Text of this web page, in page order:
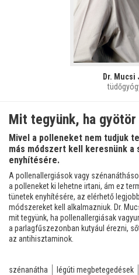
Dr. Mucsi
Mit tegyünk, ha gyötör
Mivel a polleneket nem tudjuk
más módszert kell keresnünk a
enyhítésére.
A pollenallergiások vagy
a polleneket ki lehetne irtani, ám ez
tünetek enyhítésére, az elérhető
módszereket kell alkalmazniuk. Dr.
mit tegyünk, ha pollenallergiásak
a parlagfűszezonban kutyául érezni,
az antihisztaminok.
szénanátha légúti megbetegedések